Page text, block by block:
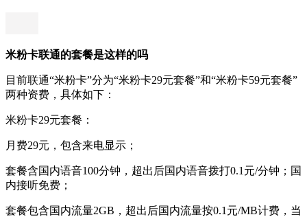
米粉卡联通的套餐是这样的吗
目前联通“米粉卡”分为“米粉卡29元套餐”和“米粉卡59元套餐”
两种资费，具体如下：
米粉卡29元套餐：
月费29元，包含来电显示；
套餐含国内语音100分钟，超出后国内语音拨打0.1元/分钟；国
内接听免费；
套餐包含国内流量2GB，超出后国内流量按0.1元/MB计费，当